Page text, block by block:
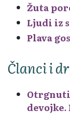
Žuta
Ljudi iz
Plava
Članci i